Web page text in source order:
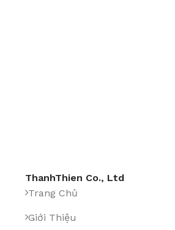
ThanhThien Co., Ltd
Trang Chủ
Giới Thiệu